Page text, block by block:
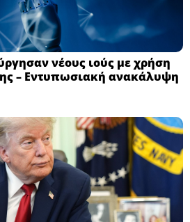
νέους ιούς με χρήση
– Εντυπωσιακή ανακάλυψη